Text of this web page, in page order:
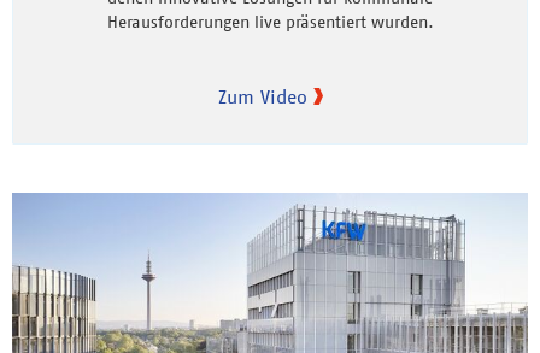
Herausforderungen live präsentiert wurden.
Zum Video